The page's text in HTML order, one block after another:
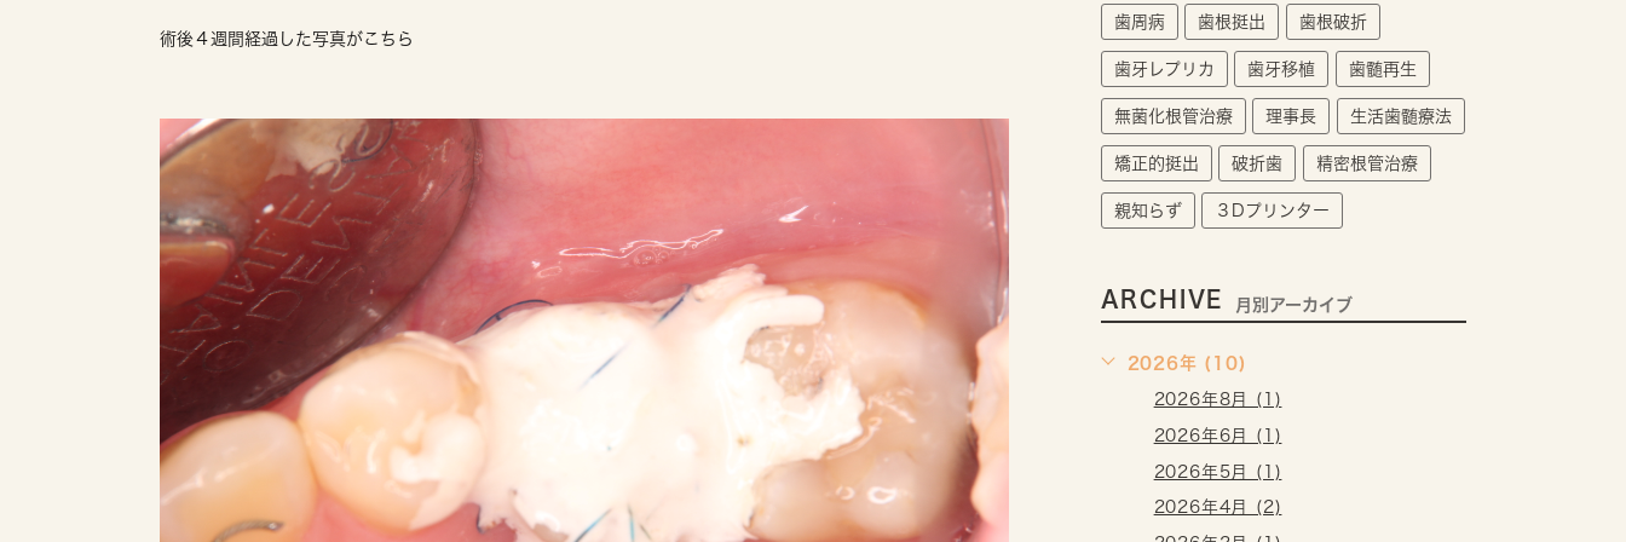
術後４週間経過した写真がこちら
歯周病 歯根挺出 歯根破折
歯牙レプリカ 歯牙移植 歯髄再生
無菌化根管治療 理事長 生活歯髄療法
矯正的挺出 破折歯 精密根管治療
親知らず ３Dプリンター
ARCHIVE 月別アーカイブ
2026年 (10)
2026年8月 (1)
2026年6月 (1)
2026年5月 (1)
2026年4月 (2)